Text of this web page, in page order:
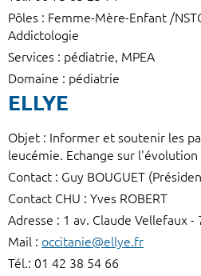
Pôles : Femme-Mère-Enfant /
Addictologie
Services : pédiatrie, MPEA
Domaine : pédiatrie
ELLYE
Objet : Informer et soutenir les
leucémie. Echange sur
Contact : Guy BOUGUET
Contact CHU : Yves ROBERT
Adresse : 1 av. Claude Vellefaux -
Mail : occitanie@ellye.fr
Tél.: 01 42 38 54 66